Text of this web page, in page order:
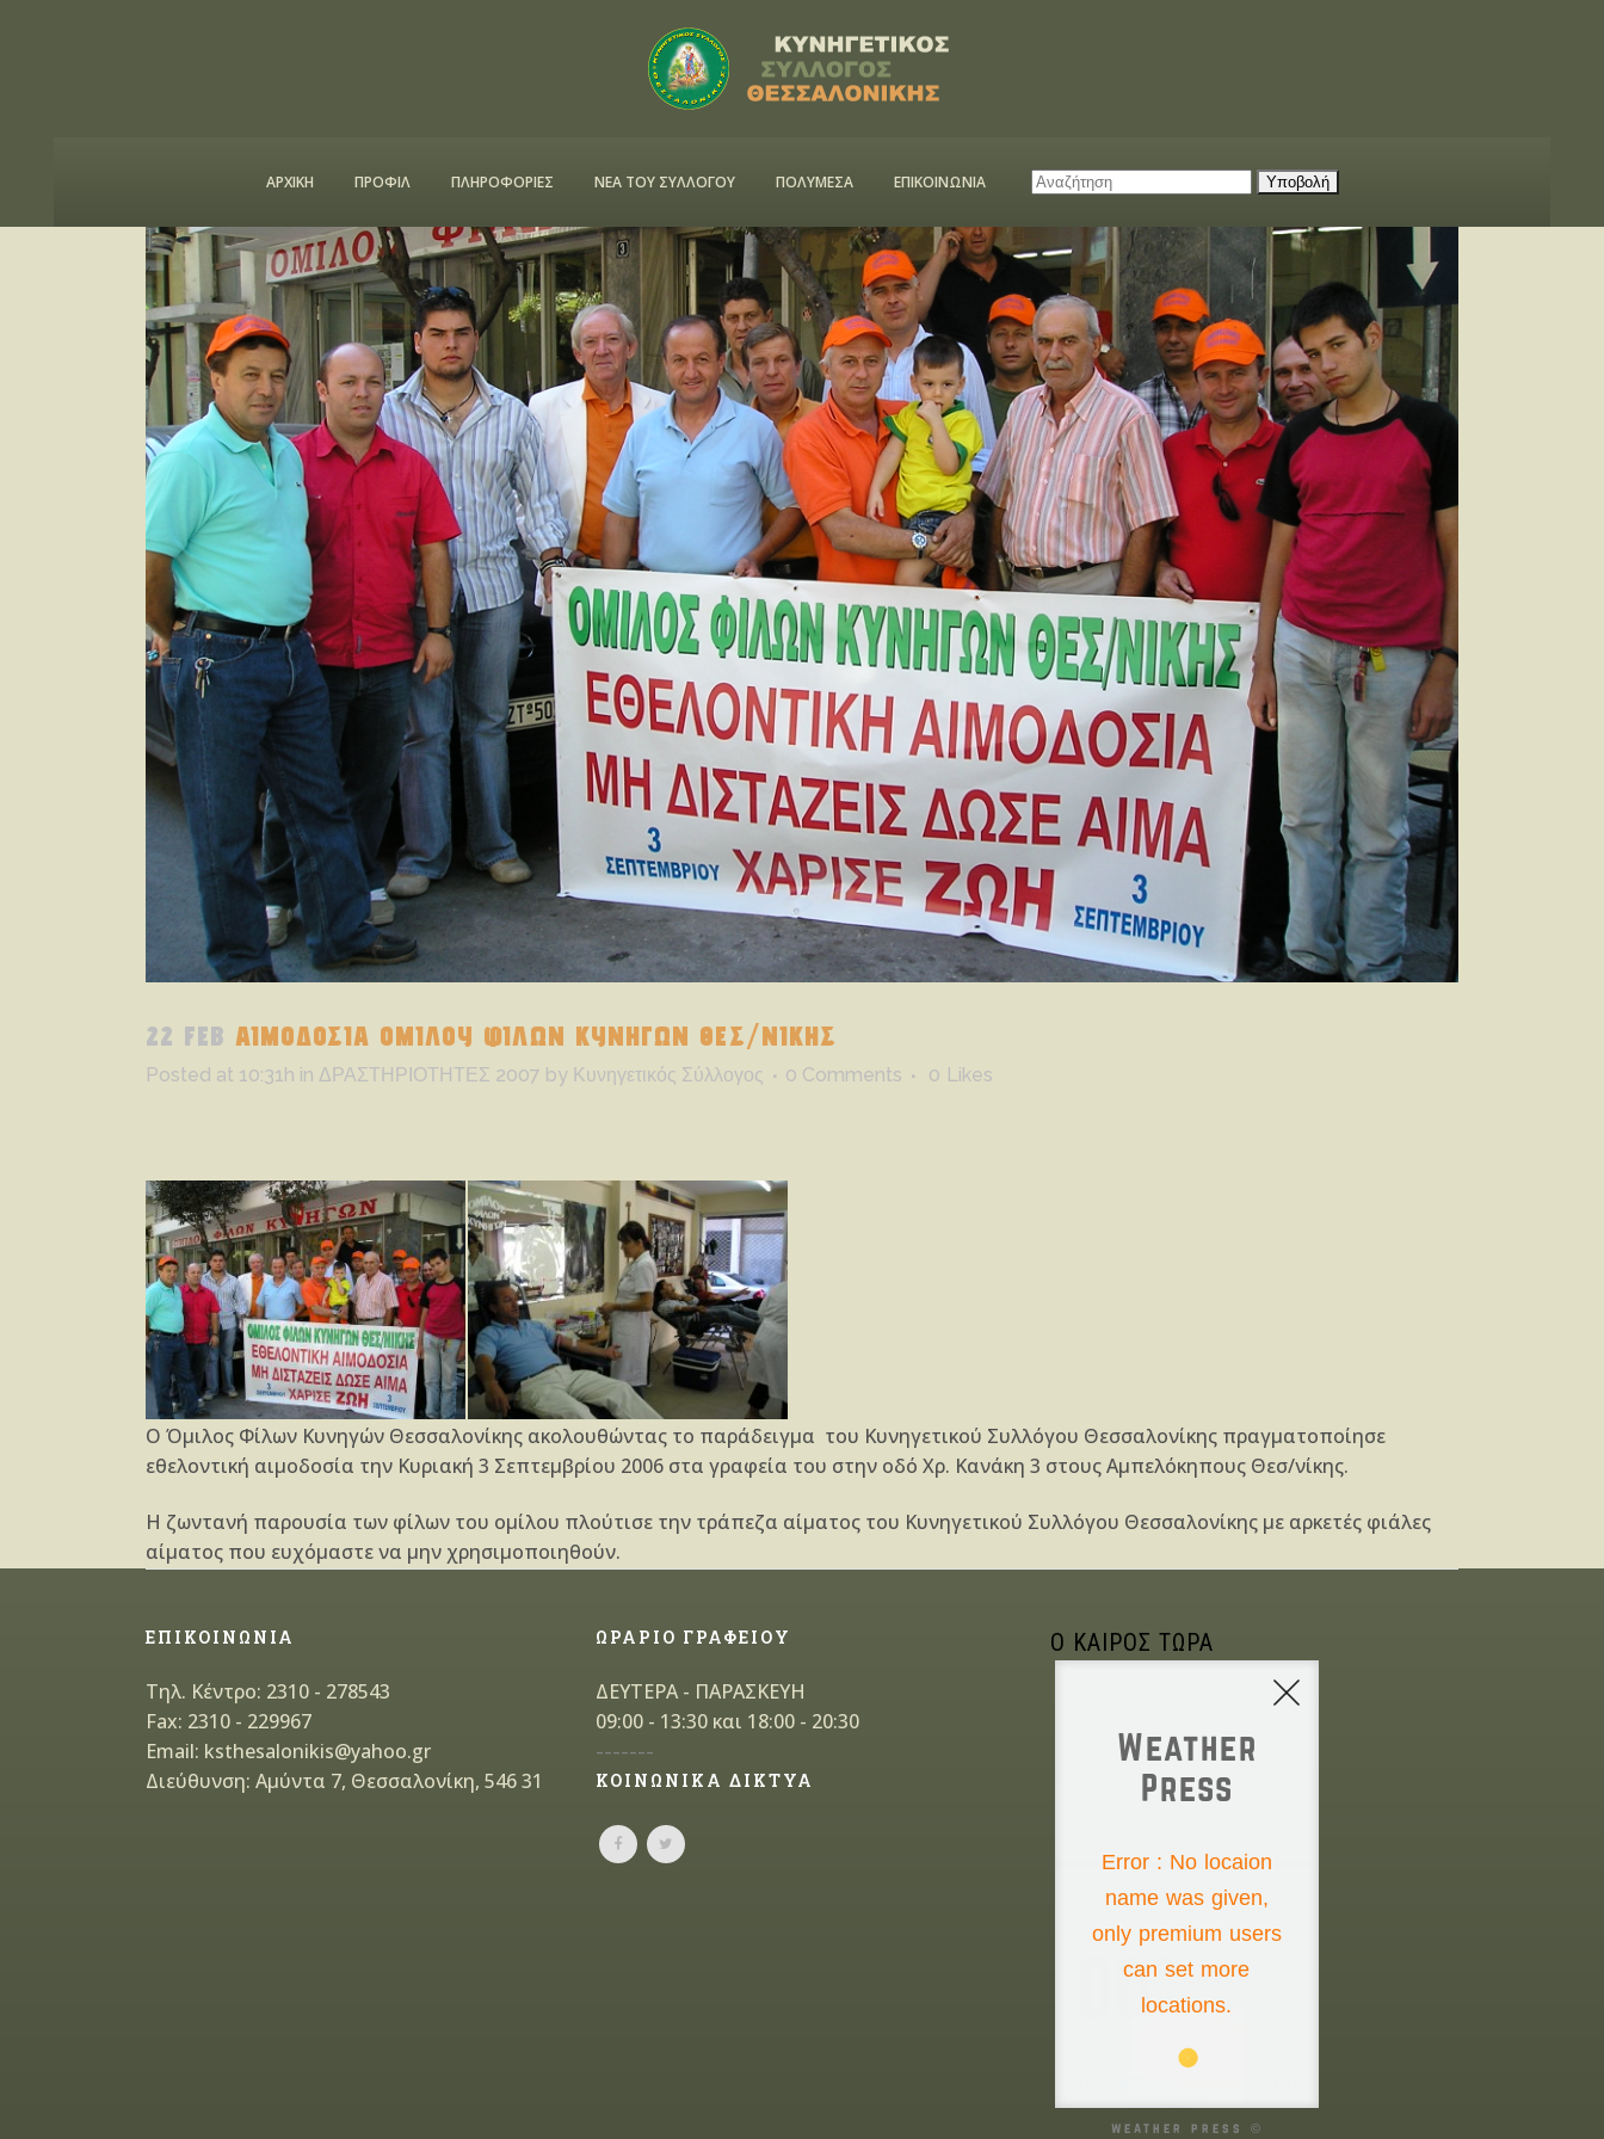
ΑΡΧΙΚΗ ΠΡΟΦΙΛ ΠΛΗΡΟΦΟΡΙΕΣ ΝΕΑ ΤΟΥ ΣΥΛΛΟΓΟΥ ΠΟΛΥΜΕΣΑ ΕΠΙΚΟΙΝΩΝΙΑ
22 FEB ΑΙΜΟΔΟΣΙΑ ΟΜΙΛΟΥ ΦΙΛΩΝ ΚΥΝΗΓΩΝ ΘΕΣ/ΝΙΚΗΣ
Posted at 10:31h in ΔΡΑΣΤΗΡΙΟΤΗΤΕΣ 2007 by Κυνηγετικός Σύλλογος 0 Comments 0 Likes
Ο Όμιλος Φίλων Κυνηγών Θεσσαλονίκης ακολουθώντας το παράδειγμα του Κυνηγετικού Συλλόγου Θεσσαλονίκης πραγματοποίησε
εθελοντική αιμοδοσία την Κυριακή 3 Σεπτεμβρίου 2006 στα γραφεία του στην οδό Χρ. Κανάκη 3 στους Αμπελόκηπους Θεσ/νίκης.
Η ζωντανή παρουσία των φίλων του ομίλου πλούτισε την τράπεζα αίματος του Κυνηγετικού Συλλόγου Θεσσαλονίκης με αρκετές φιάλες
αίματος που ευχόμαστε να μην χρησιμοποιηθούν.
ΕΠΙΚΟΙΝΩΝΙΑ
Τηλ. Κέντρο: 2310 - 278543
Fax: 2310 - 229967
Email: ksthesalonikis@yahoo.gr
Διεύθυνση: Αμύντα 7, Θεσσαλονίκη, 546 31
ΩΡΑΡΙΟ ΓΡΑΦΕΙΟΥ
ΔΕΥΤΕΡΑ - ΠΑΡΑΣΚΕΥΗ
09:00 - 13:30 και 18:00 - 20:30
-------
ΚΟΙΝΩΝΙΚΑ ΔΙΚΤΥΑ
Ο ΚΑΙΡΟΣ ΤΩΡΑ
Weather
Press
Error : No locaion
name was given,
only premium users
can set more
locations.
Friday the 7th
00°
weather press ©